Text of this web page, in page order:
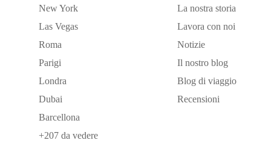
New York
Las Vegas
Roma
Parigi
Londra
Dubai
Barcellona
+207 da vedere
La nostra storia
Lavora con noi
Notizie
Il nostro blog
Blog di viaggio
Recensioni